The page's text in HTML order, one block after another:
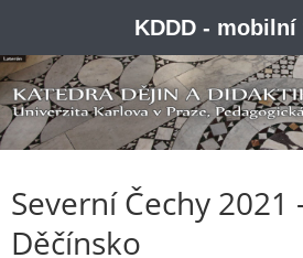
Severní Čechy 2021
Děčínsko
KDDD - mobilní